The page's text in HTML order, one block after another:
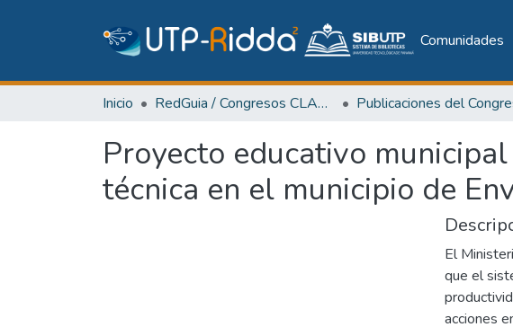
Comunidades
Inicio RedGuia / Congresos CLABES
Proyecto educativo
técnica en el municipio de
El
que el
acciones